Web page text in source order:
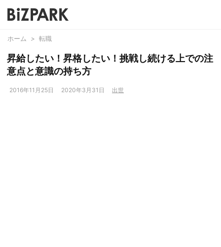
ホーム > 転職
昇給したい！昇格したい！挑戦し続ける上での注
意点と意識の持ち方
2016年11月25日 2020年3月31日 出世